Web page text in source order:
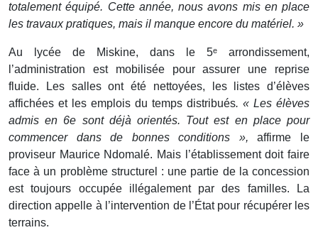
totalement équipé. Cette année, nous avons mis en place
les travaux pratiques, mais il manque encore du matériel. »
Au lycée de Miskine, dans le 5ᵉ arrondissement,
l’administration est mobilisée pour assurer une reprise
fluide. Les salles ont été nettoyées, les listes d’élèves
affichées et les emplois du temps distribués. « Les élèves
admis en 6e sont déjà orientés. Tout est en place pour
commencer dans de bonnes conditions », affirme le
proviseur Maurice Ndomalé. Mais l’établissement doit faire
face à un problème structurel : une partie de la concession
est toujours occupée illégalement par des familles. La
direction appelle à l’intervention de l’État pour récupérer les
terrains.